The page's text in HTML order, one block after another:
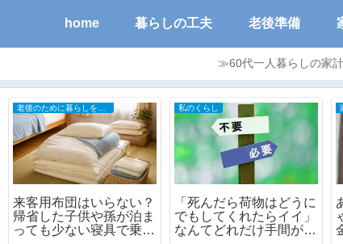
home 暮らしの工夫 老後準備
≫60代一人暮らしの家
家庭用品・日用品使用レポ
どの眼鏡も鼻が痛くて使
えない！鼻パッドカバー
は効果あり？
50～60代の家計簿
AIに忖度された？
【2026年7月】熟年離婚
後の60代一人暮らしの